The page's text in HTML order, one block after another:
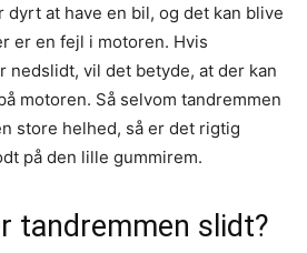
dyrt at have en bil, og det kan blive
er en fejl i motoren. Hvis
nedslidt, vil det betyde, at der kan
motoren. Så selvom tandremmen
store helhed, så er det rigtig
på den lille gummirem.
tandremmen slidt?